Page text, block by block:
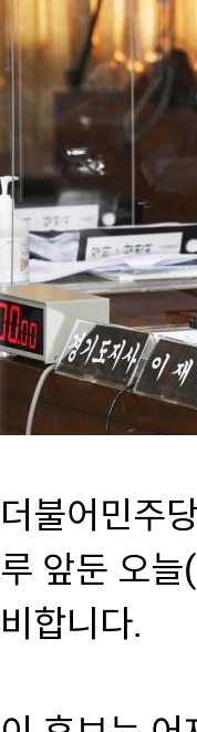
더불어민주
루 앞둔 오
비합니다.